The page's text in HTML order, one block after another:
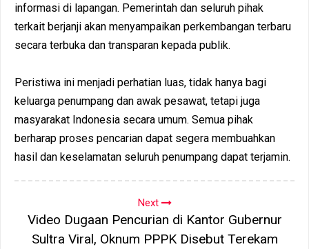
informasi di lapangan. Pemerintah dan seluruh pihak
terkait berjanji akan menyampaikan perkembangan terbaru
secara terbuka dan transparan kepada publik.
Peristiwa ini menjadi perhatian luas, tidak hanya bagi
keluarga penumpang dan awak pesawat, tetapi juga
masyarakat Indonesia secara umum. Semua pihak
berharap proses pencarian dapat segera membuahkan
hasil dan keselamatan seluruh penumpang dapat terjamin.
Next
Video Dugaan Pencurian di Kantor Gubernur
Sultra Viral, Oknum PPPK Disebut Terekam